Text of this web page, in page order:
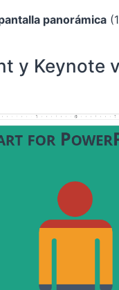
panorámica
y Keynote